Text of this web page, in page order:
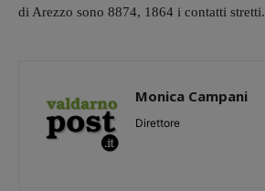
di Arezzo sono 8874, 1864 i contatti stretti.
Monica Campani
Direttore